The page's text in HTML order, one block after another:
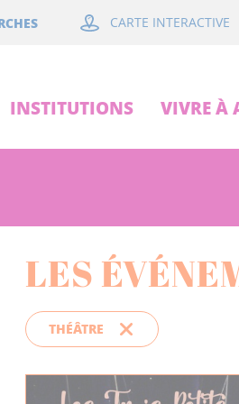
CARTE INTERACTIVE
INSTITUTIONS VIVRE À
LES
THÉÂTRE